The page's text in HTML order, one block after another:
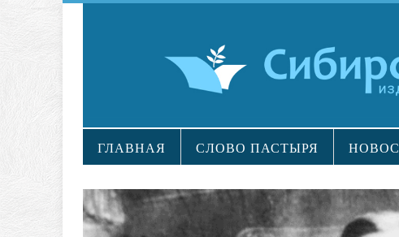
ГЛАВНАЯ СЛОВО ПАСТЫРЯ